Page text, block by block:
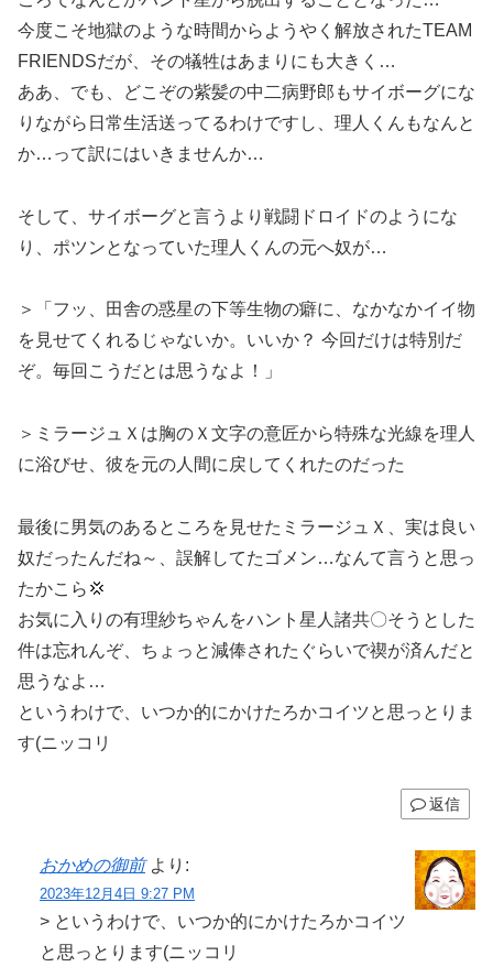
今度こそ地獄のような時間からようやく解放されたTEAM
FRIENDSだが、その犠牲はあまりにも大きく…
ああ、でも、どこぞの紫髪の中二病野郎もサイボーグにな
りながら日常生活送ってるわけですし、理人くんもなんと
か…って訳にはいきませんか…
そして、サイボーグと言うより戦闘ドロイドのようにな
り、ポツンとなっていた理人くんの元へ奴が…
＞「フッ、田舎の惑星の下等生物の癖に、なかなかイイ物
を見せてくれるじゃないか。いいか？ 今回だけは特別だ
ぞ。毎回こうだとは思うなよ！」
＞ミラージュＸは胸のＸ文字の意匠から特殊な光線を理人
に浴びせ、彼を元の人間に戻してくれたのだった
最後に男気のあるところを見せたミラージュＸ、実は良い
奴だったんだね～、誤解してたゴメン…なんて言うと思っ
たかこら💢
お気に入りの有理紗ちゃんをハント星人諸共〇そうとした
件は忘れんぞ、ちょっと減俸されたぐらいで禊が済んだと
思うなよ…
というわけで、いつか的にかけたろかコイツと思っとりま
す(ニッコリ
返信
おかめの御前 より:
2023年12月4日 9:27 PM
> というわけで、いつか的にかけたろかコイツ
と思っとります(ニッコリ